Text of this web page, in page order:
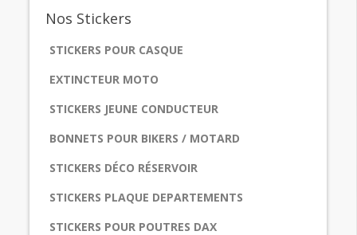
Nos Stickers
STICKERS POUR CASQUE
EXTINCTEUR MOTO
STICKERS JEUNE CONDUCTEUR
BONNETS POUR BIKERS / MOTARD
STICKERS DÉCO RÉSERVOIR
STICKERS PLAQUE DEPARTEMENTS
STICKERS POUR POUTRES DAX